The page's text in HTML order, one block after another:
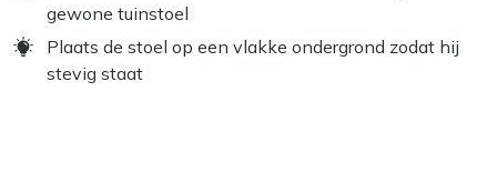
gewone tuinstoel
Plaats de stoel op een vlakke ondergrond zodat hij
stevig staat